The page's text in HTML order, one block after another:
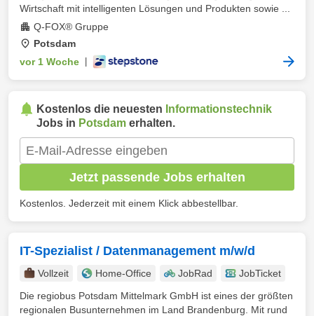
Wirtschaft mit intelligenten Lösungen und Produkten sowie ...
Q-FOX® Gruppe
Potsdam
vor 1 Woche
Kostenlos die neuesten Informationstechnik
Jobs in Potsdam erhalten.
Jetzt passende Jobs erhalten
Kostenlos. Jederzeit mit einem Klick abbestellbar.
IT-Spezialist / Datenmanagement m/w/d
Vollzeit Home-Office JobRad
JobTicket
Die regiobus Potsdam Mittelmark GmbH ist eines der größten
regionalen Busunternehmen im Land Brandenburg. Mit rund